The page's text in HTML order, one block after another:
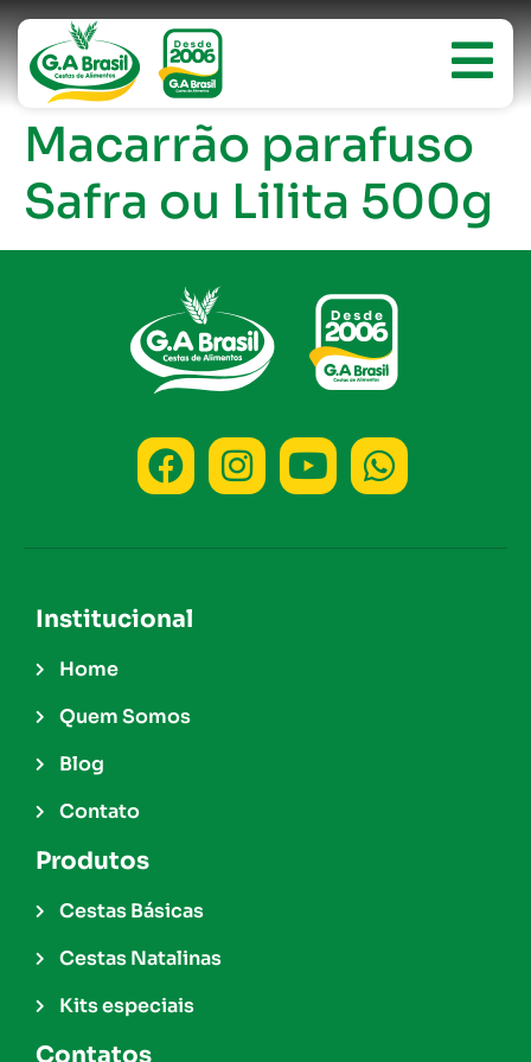
Macarrão parafuso
Safra ou Lilita 500g
Institucional
Home
Quem Somos
Blog
Contato
Produtos
Cestas Básicas
Cestas Natalinas
Kits especiais
Contatos